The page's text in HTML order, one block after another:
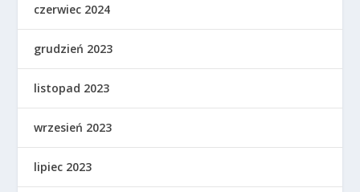
czerwiec 2024
grudzień 2023
listopad 2023
wrzesień 2023
lipiec 2023